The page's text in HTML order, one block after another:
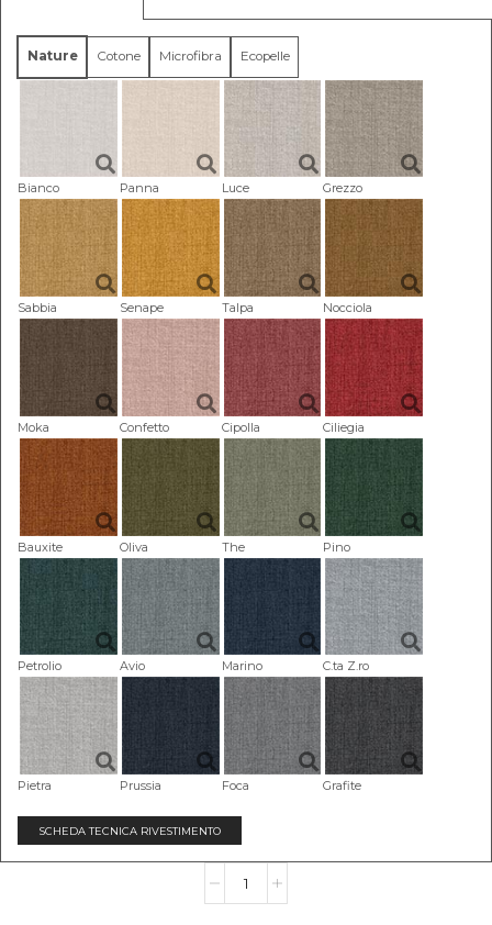
Nature Cotone Microfibra Ecopelle
SCHEDA TECNICA RIVESTIMENTO
Bianco Panna Luce Grezzo
Sabbia Senape Talpa Nocciola
Moka Confetto Cipolla Ciliegia
Bauxite Oliva The Pino
Petrolio Avio Marino C.ta Z.ro
Pietra Prussia Foca Grafite
Divano
Letto